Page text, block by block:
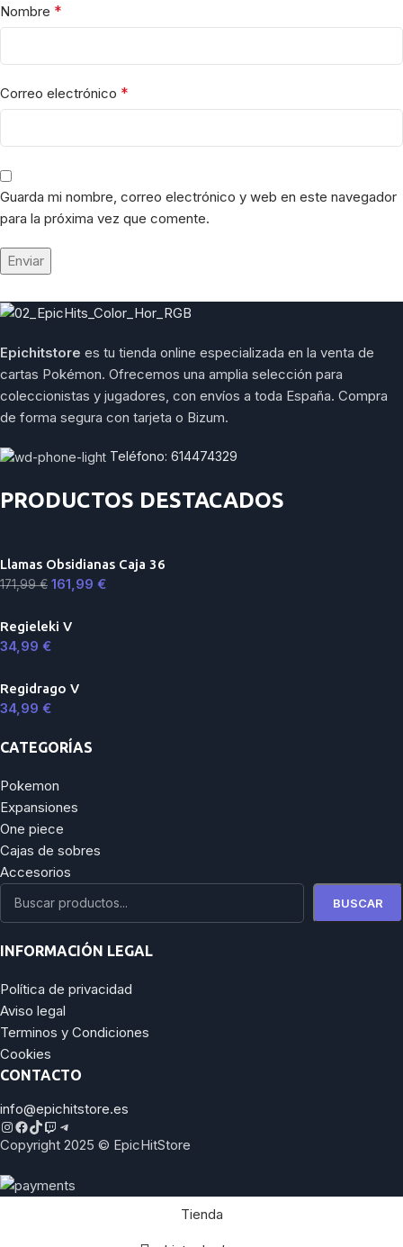
Nombre *
Correo electrónico *
Guarda mi nombre, correo electrónico y web en este navegador
para la próxima vez que comente.
Epichitstore es tu tienda online especializada en la venta de
cartas Pokémon. Ofrecemos una amplia selección para
coleccionistas y jugadores, con envíos a toda España. Compra
de forma segura con tarjeta o Bizum.
Teléfono: 614474329
PRODUCTOS DESTACADOS
Llamas Obsidianas Caja 36
171,99€ 161,99 €
Regieleki V
34,99 €
Regidrago V
34,99 €
CATEGORÍAS
Pokemon
Expansiones
One piece
Cajas de sobres
Accesorios
BUSCAR
INFORMACIÓN LEGAL
Política de privacidad
Aviso legal
Terminos y Condiciones
Cookies
CONTACTO
info@epichitstore.es
Copyright 2025 © EpicHitStore
Tienda